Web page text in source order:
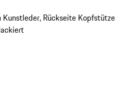
Rückseite Kopfstütze